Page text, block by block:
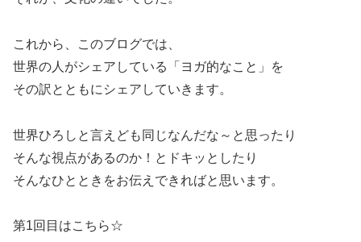
これから、このブログでは、
世界の人がシェアしている「ヨガ的なこと」を
その訳とともにシェアしていきます。
世界ひろしと言えども同じなんだな～と思ったり
そんな視点があるのか！とドキッとしたり
そんなひとときをお伝えできればと思います。
第1回目はこちら☆